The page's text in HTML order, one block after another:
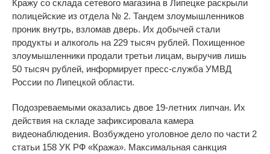
Кражу со склада сетевого магазина в Липецке раскрыли
полицейские из отдела № 2. Тандем злоумышленников
проник внутрь, взломав дверь. Их добычей стали
продукты и алкоголь на 229 тысяч рублей. Похищенное
злоумышленники продали третьи лицам, выручив лишь
50 тысяч рублей, информирует пресс-служба УМВД
России по Липецкой области.
Подозреваемыми оказались двое 19-летних липчан. Их
действия на складе зафиксировала камера
видеонаблюдения. Возбуждено уголовное дело по части 2
статьи 158 УК РФ «Кража». Максимальная санкция